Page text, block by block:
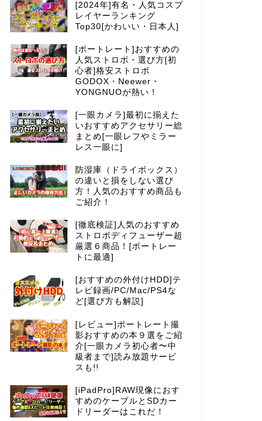
[2024年]有名・人気コスプ
レイヤーランキング
Top30[かわいい・日本人]
[ポートレート]おすすめの
人気ストロボ・選び方[初
心者]格安ストロボ
GODOX・Neewer・
YONGNUOが熱い！
[一眼カメラ]最初に揃えた
いおすすめアクセサリー総
まとめ[一眼レフやミラー
レス一眼に]
防湿庫（ドライボックス）
の違いと損をしない選び
方！人気のおすすめ商品も
ご紹介！
[徹底検証]人気のおすすめ
ストロボディフューザー超
厳選６商品！[ポートレー
トに最適]
[おすすめの外付けHDD]テ
レビ録画/PC/Mac/PS4な
ど[選び方も解説]
[レビュー]ポートレート撮
影おすすめの本９選をご紹
介[一眼カメラ初心者〜中
級者まで]読み放題サービ
スも!!
[iPadPro]RAW現像におす
すめのケーブルとSDカー
ドリーダーはこれだ！